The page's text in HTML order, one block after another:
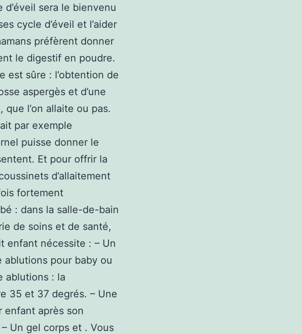
sera le bienvenu
cycle d’éveil et l’aider
préfèrent donner
le digestif en poudre.
est sûre : l’obtention de
aspergès et d’une
l’on allaite ou pas.
par exemple
puisse donner le
Et pour offrir la
d’allaitement
fortement
: dans la salle-de-bain
de soins et de santé,
enfant nécessite : – Un
pour baby ou
ablutions : la
35 et 37 degrés. – Une
enfant après son
Un gel corps et . Vous